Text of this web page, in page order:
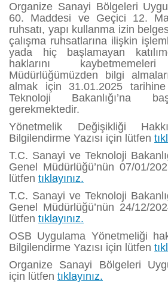
Organize Sanayi Bölgeleri
60. Maddesi ve Geçici 12.
ruhsatı, yapı kullanma izin
çalışma ruhsatlarına ilişkin
yada hiç başlamayan
haklarını
Müdürlüğümüzden bilgi
almak için 31.01.2025
Teknoloji Bakanlığı’na
gerekmektedir.
Yönetmelik Değişikliği
Bilgilendirme Yazısı için lütfen
T.C. Sanayi ve Teknoloji
Genel Müdürlüğü’nün 07/01/
lütfen tıklayınız.
T.C. Sanayi ve Teknoloji
Genel Müdürlüğü’nün 24/12/
lütfen tıklayınız.
OSB Uygulama Yönetmeliği
Bilgilendirme Yazısı için lütfen
Organize Sanayi Bölgeleri
için lütfen tıklayınız.